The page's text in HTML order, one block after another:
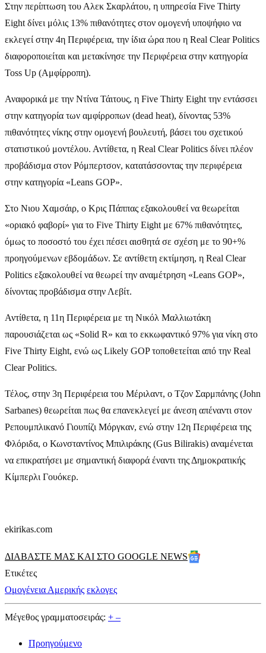
Στην περίπτωση του Αλεκ Σκαρλάτου, η υπηρεσία Five Thirty
Eight δίνει μόλις 13% πιθανότητες στον ομογενή υποψήφιο να
εκλεγεί στην 4η Περιφέρεια, την ίδια ώρα που η Real Clear Politics
διαφοροποιείται και μετακίνησε την Περιφέρεια στην κατηγορία
Toss Up (Αμφίρροπη).
Αναφορικά με την Ντίνα Τάιτους, η Five Thirty Eight την εντάσσει
στην κατηγορία των αμφίρροπων (dead heat), δίνοντας 53%
πιθανότητες νίκης στην ομογενή βουλευτή, βάσει του σχετικού
στατιστικού μοντέλου. Αντίθετα, η Real Clear Politics δίνει πλέον
προβάδισμα στον Ρόμπερτσον, κατατάσσοντας την περιφέρεια
στην κατηγορία «Leans GOP».
Στο Νιου Χαμσάιρ, ο Κρις Πάππας εξακολουθεί να θεωρείται
«οριακό φαβορί» για το Five Thirty Eight με 67% πιθανότητες,
όμως το ποσοστό του έχει πέσει αισθητά σε σχέση με το 90+%
προηγούμενων εβδομάδων. Σε αντίθετη εκτίμηση, η Real Clear
Politics εξακολουθεί να θεωρεί την αναμέτρηση «Leans GOP»,
δίνοντας προβάδισμα στην Λεβίτ.
Αντίθετα, η 11η Περιφέρεια με τη Νικόλ Μαλλιωτάκη
παρουσιάζεται ως «Solid R» και το εκκωφαντικό 97% για νίκη στο
Five Thirty Eight, ενώ ως Likely GOP τοποθετείται από την Real
Clear Politics.
Τέλος, στην 3η Περιφέρεια του Μέριλαντ, ο Τζον Σαρμπάνης (John
Sarbanes) θεωρείται πως θα επανεκλεγεί με άνεση απέναντι στον
Ρεπουμπλικανό Γιουπίζι Μόργκαν, ενώ στην 12η Περιφέρεια της
Φλόριδα, ο Κωνσταντίνος Μπιλιράκης (Gus Bilirakis) αναμένεται
να επικρατήσει με σημαντική διαφορά έναντι της Δημοκρατικής
Κίμπερλι Γουόκερ.
ekirikas.com
ΔΙΑΒΑΣΤΕ ΜΑΣ ΚΑΙ ΣΤΟ GOOGLE NEWS
Ετικέτες
Ομογένεια Αμερικής εκλογες
Μέγεθος γραμματοσειράς: + –
Προηγούμενο